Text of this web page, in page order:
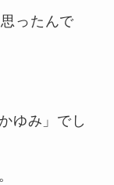
ったんで
ゆみ」でし